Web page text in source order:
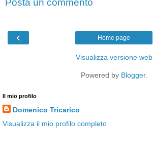
Posta un commento
‹ Home page
Visualizza versione web
Powered by Blogger.
Il mio profilo
Domenico Tricarico
Visualizza il mio profilo completo